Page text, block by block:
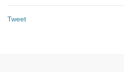
Tweet